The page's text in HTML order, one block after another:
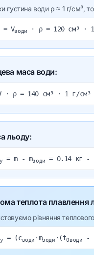
густина води ρ ≈ 1 г/см³,
= Vводи · ρ = 120см³ · 1
маса води:
· ρ = 140 см³ · 1 г/см³
льоду:
= m - mводи = 0.14 кг -
теплота плавлення
рівняння
= (cводи ·mводи ·(t0води -